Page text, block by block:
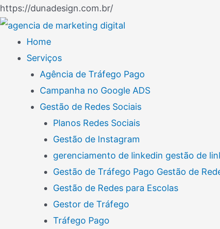
https://dunadesign.com.br/Ir
para
Home
Serviços
Agência de Tráfego Pago
Campanha no Google ADS
Gestão de Redes Sociais
Planos Redes Sociais
Gestão de Instagram
gerenciamento de linkedin gestão de
Gestão de Tráfego Pago Gestão de
Gestão de Redes para Escolas
Gestor de Tráfego
Tráfego Pago
Navegação
de
Post